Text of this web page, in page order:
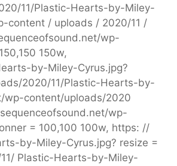
11/Plastic-Hearts-by-Miley-
content / uploads / 2020/11 /
wp-
150w,
by-Miley-Cyrus.jpg?
2020/11/Plastic-Hearts-by-
wp-content/uploads/2020
wp-
= 100,100 100w, https: //
by-Miley-Cyrus.jpg? resize =
Plastic-Hearts-by-Miley-